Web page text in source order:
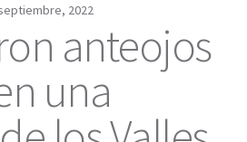
2022
anteojos
una